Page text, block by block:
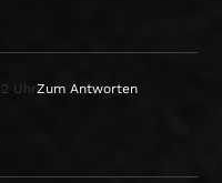
UhrZum Antworten